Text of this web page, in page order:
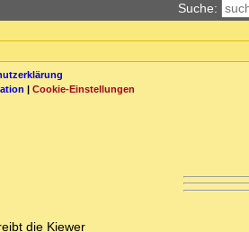
Suche:
| Cookie-Einstellungen
die Kiewer